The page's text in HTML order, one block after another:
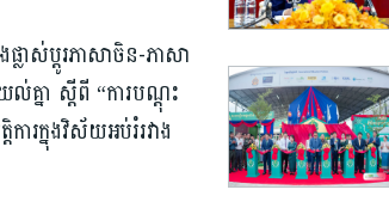
ាស់ប្តូរ​ភាសាចិន-ភាសា
នា ស្តីពី “ការបណ្ដុះ
រក្នុងវិស័យអប់រំរវាង